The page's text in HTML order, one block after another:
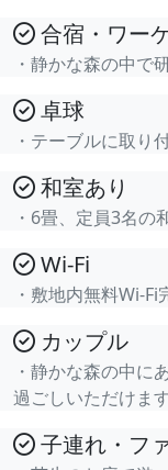
合宿・ワー
・静かな森の中で
卓球
・テーブルに取り
和室あり
・6畳、定員3名の
Wi-Fi
・敷地内無料Wi-Fi
カップル
・静かな森の中に
過ごしいただけます
子連れ・フ